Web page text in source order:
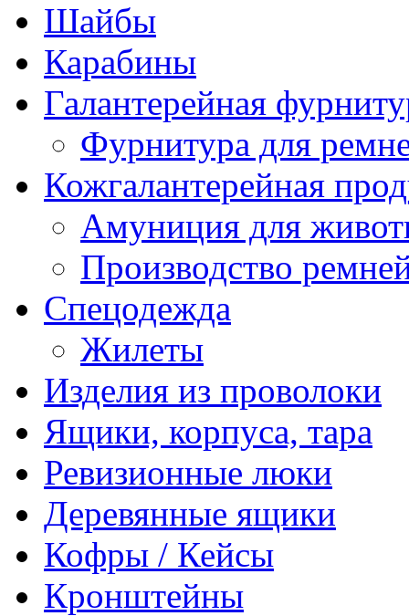
Шайбы
Карабины
Галантерейная
Фурнитура для
Кожгалантерейная
Амуниция для
Производство
Спецодежда
Жилеты
Изделия из проволоки
Ящики, корпуса, тара
Ревизионные люки
Деревянные ящики
Кофры / Кейсы
Кронштейны